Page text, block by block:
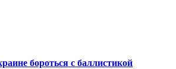
бороться с баллистикой